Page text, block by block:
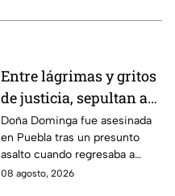
Entre lágrimas y gritos
de justicia, sepultan a
doña Dominga, la
abuelita asesinada tras
asalto en Amozoc,
Puebla
Doña Dominga fue asesinada
en Puebla tras un presunto
asalto cuando regresaba a
casa; familiares y amigos la
08 agosto, 2026